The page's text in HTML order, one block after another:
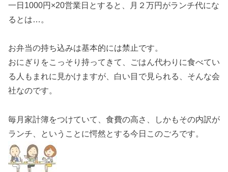
一日1000円×20営業日とすると、月２万円がランチ代にな
るとは…。
お弁当の持ち込みは基本的には禁止です。
おにぎりをこっそり持ってきて、ごはん代わりに食べてい
る人もまれに見かけますが、白い目で見られる、そんな会
社なのです。
毎月家計簿をつけていて、食費の高さ、しかもその内訳が
ランチ、ということに愕然とする今日このごろです。